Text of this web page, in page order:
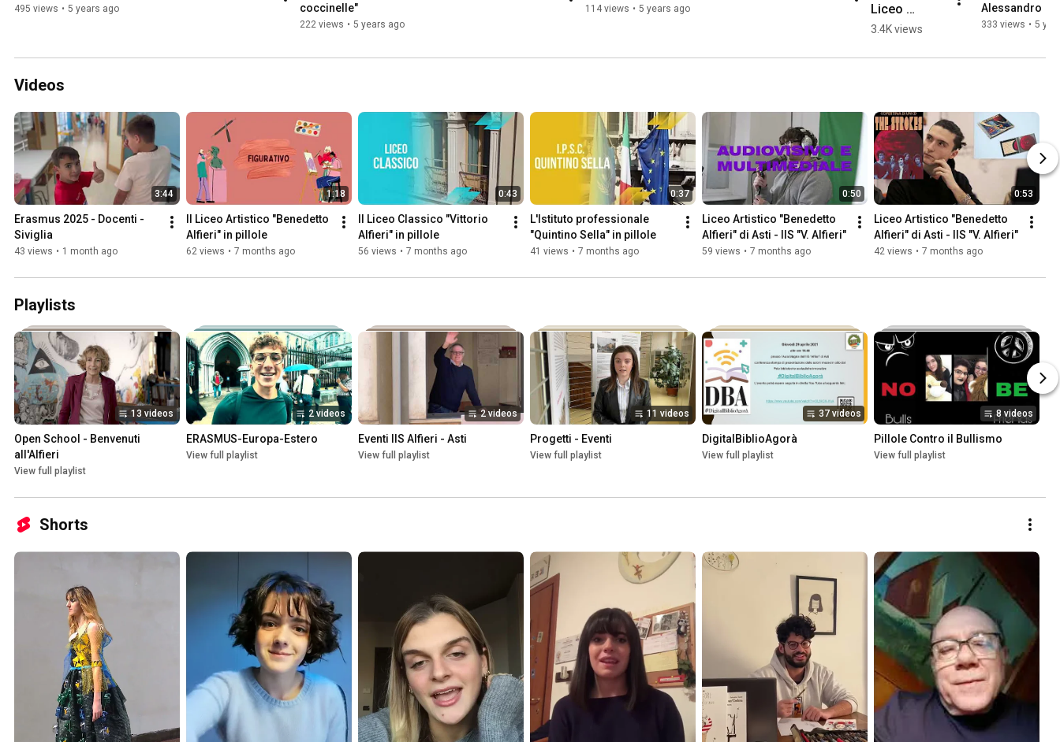
495 views • 5 years ago
coccinelle"
222 views • 5 years ago
114 views • 5 years ago
Liceo
Artistico? La
Gabriele
3.4K views
Alessandro
333 views • 5
Videos
3:44
Erasmus 2025 - Docenti -
Siviglia
43 views • 1 month ago
1:18
Il Liceo Artistico "Benedetto
Alfieri" in pillole
62 views • 7 months ago
0:43
Il Liceo Classico "Vittorio
Alfieri" in pillole
56 views • 7 months ago
0:37
L'Istituto professionale
"Quintino Sella" in pillole
41 views • 7 months ago
0:50
Liceo Artistico "Benedetto
Alfieri" di Asti - IIS "V. Alfieri"
59 views • 7 months ago
0:53
Liceo Artistico "Benedetto
Alfieri" di Asti - IIS "V. Alfieri"
42 views • 7 months ago
Playlists
13 videos
Open School - Benvenuti
all'Alfieri
View full playlist
2 videos
ERASMUS-Europa-Estero
View full playlist
2 videos
Eventi IIS Alfieri - Asti
View full playlist
11 videos
Progetti - Eventi
View full playlist
37 videos
DigitalBiblioAgorà
View full playlist
8 videos
Pillole Contro il Bullismo
View full playlist
Shorts